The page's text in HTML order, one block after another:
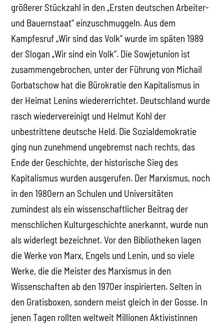
größerer Stückzahl in den „Ersten deutschen Arbeiter-
und Bauernstaat“ einzuschmuggeln. Aus dem
Kampfesruf „Wir sind das Volk“ wurde im späten 1989
der Slogan „Wir sind ein Volk“. Die Sowjetunion ist
zusammengebrochen, unter der Führung von Michail
Gorbatschow hat die Bürokratie den Kapitalismus in
der Heimat Lenins wiedererrichtet. Deutschland wurde
rasch wiedervereinigt und Helmut Kohl der
unbestrittene deutsche Held. Die Sozialdemokratie
ging nun zunehmend ungebremst nach rechts, das
Ende der Geschichte, der historische Sieg des
Kapitalismus wurden ausgerufen. Der Marxismus, noch
in den 1980ern an Schulen und Universitäten
zumindest als ein wissenschaftlicher Beitrag der
menschlichen Kulturgeschichte anerkannt, wurde nun
als widerlegt bezeichnet. Vor den Bibliotheken lagen
die Werke von Marx, Engels und Lenin, und so viele
Werke, die die Meister des Marxismus in den
Wissenschaften ab den 1970er inspirierten. Selten in
den Gratisboxen, sondern meist gleich in der Gosse. In
jenen Tagen rollten weltweit Millionen Aktivistinnen